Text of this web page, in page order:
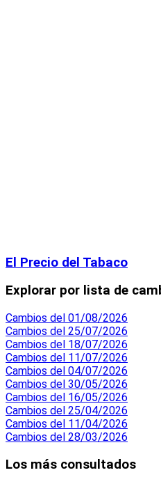
El Precio del Tabaco
Explorar por lista de
Cambios del 01/08/2026
Cambios del 25/07/2026
Cambios del 18/07/2026
Cambios del 11/07/2026
Cambios del 04/07/2026
Cambios del 30/05/2026
Cambios del 16/05/2026
Cambios del 25/04/2026
Cambios del 11/04/2026
Cambios del 28/03/2026
Los más consultados